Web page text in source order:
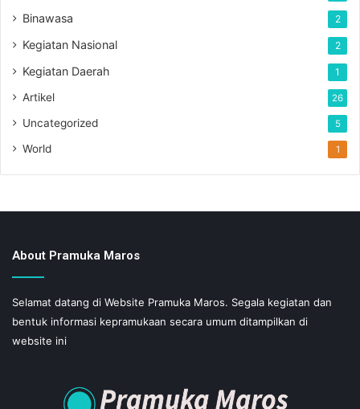
Binawasa 2
Kegiatan Nasional 2
Kegiatan Daerah 1
Artikel 26
Uncategorized 5
World 1
About Pramuka Maros
Selamat datang di Website Pramuka Maros. Segala kegiatan dan
bentuk informasi kepramukaan secara umum ditampilkan di
website ini